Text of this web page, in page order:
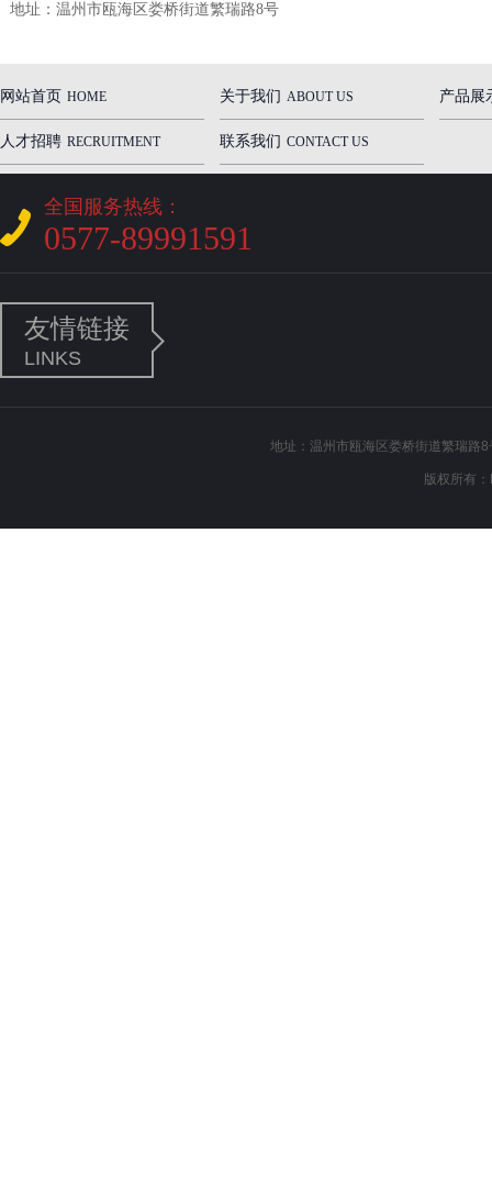
地址： 温州市瓯海区娄桥街道繁瑞路8号
网站首页 HOME 关于我们 ABOUT US 产品展
人才招聘 RECRUITMENT 联系我们 CONTACT US
全国服务热线：
0577-89991591
友情链接
LINKS
地址：温州市瓯海区娄桥街道繁
版权所有